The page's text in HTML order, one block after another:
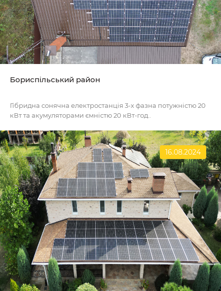
Бориспільський район
Гібридна сонячна електростанція 3-х фазна потужністю 20
кВт та акумуляторами ємністю 20 кВт-год..
16.08.2024